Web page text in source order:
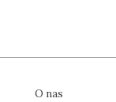
O nas